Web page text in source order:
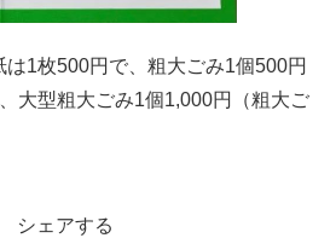
1枚500円で、粗大ごみ1個500円
大型粗大ごみ1個1,000円（粗大ご
シェアする